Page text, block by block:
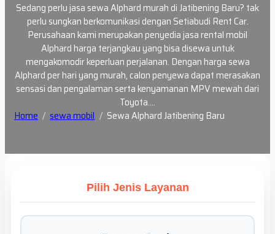
Sedang perlu jasa sewa Alphard murah di Jatibening Baru? tak
perlu sungkan berkomunikasi dengan Setiabudi Rent Car.
Perusahaan kami merupakan penyedia jasa rental mobil
Alphard harga terjangkau yang bisa disewa untuk
mengakomodir keperluan perjalanan. Dengan harga sewa
Alphard per hari yang murah, calon penyewa dapat merasakan
sensasi dan pengalaman serta kenyamanan MPV mewah dari
Toyota.…
Home
sewa mobil Sewa Alphard Jatibening Baru
Pilih Jenis Layanan